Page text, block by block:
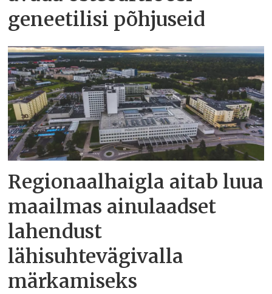
geneetilisi põhjuseid
Regionaalhaigla aitab luua
maailmas ainulaadset
lahendust
lähisuhtevägivalla
märkamiseks